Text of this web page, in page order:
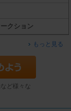
ークション
もっと見る
ど様々な